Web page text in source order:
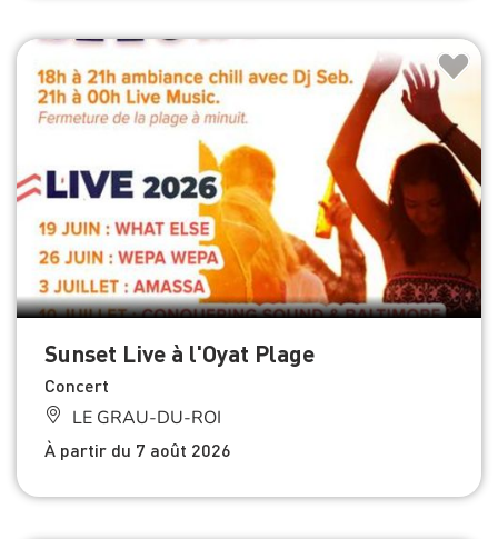
Sunset Live à l'Oyat Plage
Concert
LE GRAU-DU-ROI
À partir du 7 août 2026